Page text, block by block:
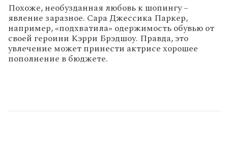
Похоже, необузданная любовь к шопингу –
явление заразное. Сара Джессика Паркер,
например, «подхватила» одержимость обувью от
своей героини Кэрри Брэдшоу. Правда, это
увлечение может принести актрисе хорошее
пополнение в бюджете.